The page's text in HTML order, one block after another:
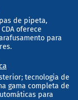
de pipeta,
oferece
para
tecnologia de
gama completa de
para